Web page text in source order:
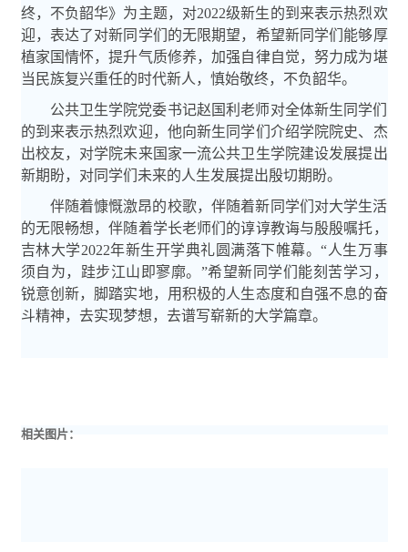
终，不负韶华》为主题，对2022级新生的到来表示热烈欢
迎，表达了对新同学们的无限期望，希望新同学们能够厚
植家国情怀，提升气质修养，加强自律自觉，努力成为堪
当民族复兴重任的时代新人，慎始敬终，不负韶华。
公共卫生学院党委书记赵国利老师对全体新生同学们
的到来表示热烈欢迎，他向新生同学们介绍学院院史、杰
出校友，对学院未来国家一流公共卫生学院建设发展提出
新期盼，对同学们未来的人生发展提出殷切期盼。
伴随着慷慨激昂的校歌，伴随着新同学们对大学生活
的无限畅想，伴随着学长老师们的谆谆教诲与殷殷嘱托，
吉林大学2022年新生开学典礼圆满落下帷幕。“人生万事
须自为，跬步江山即寥廓。”希望新同学们能刻苦学习，
锐意创新，脚踏实地，用积极的人生态度和自强不息的奋
斗精神，去实现梦想，去谱写崭新的大学篇章。
相关图片：